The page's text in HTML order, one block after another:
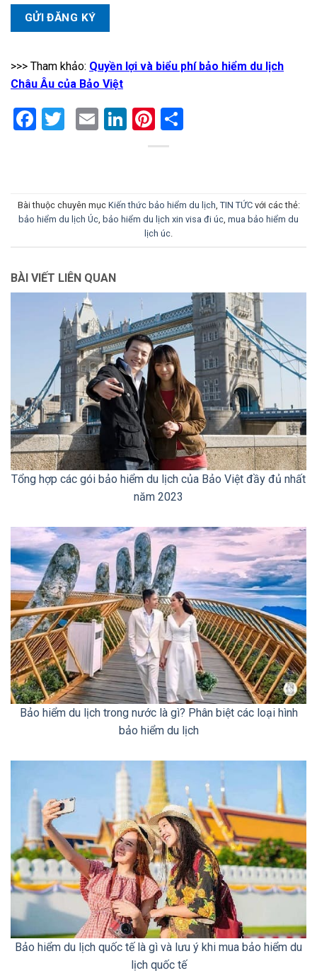
>>> Tham khảo: Quyền lợi và biểu phí bảo hiểm du lịch
Châu Âu của Bảo Việt
Facebook
Twitter
EmailLinkedIn
Pinterest
Bài thuộc chuyên mục Kiến thức bảo hiểm du lịch, TIN TỨCvới các thẻ:
bảo hiểm du lịch Úc, bảo hiểm du lịch xin visa đi úc, mua bảo hiểm du
lịch úc.
BÀI VIẾT LIÊN QUAN
Tổng hợp các gói bảo hiểm du lịch của Bảo Việt đầy đủ nhất
năm 2023
Bảo hiểm du lịch trong nước là gì? Phân biệt các loại hình
bảo hiểm du lịch
Bảo hiểm du lịch quốc tế là gì và lưu ý khi mua bảo hiểm du
lịch quốc tế